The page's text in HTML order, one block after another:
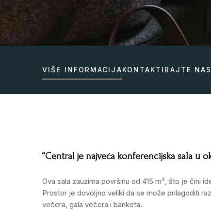
VIŠE INFORMACIJAKONTAKTIRAJTE NAS
“Central je najveća konferencijska sala u
Ova sala zauzima površinu od 415 m², što je čini
Prostor je dovoljno veliki da se može prilagoditi
večera, gala večera i banketa.